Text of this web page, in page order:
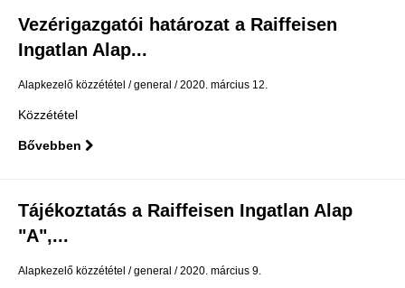
Vezérigazgatói határozat a Raiffeisen
Ingatlan Alap...
Alapkezelő közzététel general 2020. március 12.
Közzététel
Bővebben
Tájékoztatás a Raiffeisen Ingatlan Alap
"A",...
Alapkezelő közzététel general 2020. március 9.